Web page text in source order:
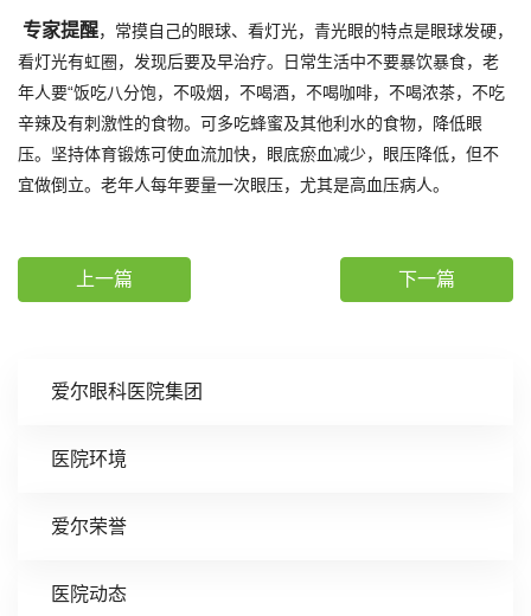
爱尔眼科医院集团
医院环境
爱尔荣誉
医院动态
专家提醒，常摸自己的眼球、看灯光，青光眼的特点是眼球发硬，
看灯光有虹圈，发现后要及早治疗。日常生活中不要暴饮暴食，老
年人要“饭吃八分饱，不吸烟，不喝酒，不喝咖啡，不喝浓茶，不吃
辛辣及有刺激性的食物。可多吃蜂蜜及其他利水的食物，降低眼
压。坚持体育锻炼可使血流加快，眼底瘀血减少，眼压降低，但不
宜做倒立。老年人每年要量一次眼压，尤其是高血压病人。
上一篇 下一篇